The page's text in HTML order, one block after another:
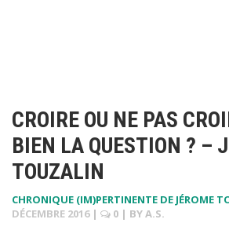
CROIRE OU NE PAS
BIEN LA QUESTION ? –
TOUZALIN
CHRONIQUE (IM)PERTINENTE DE JÉROME
DÉCEMBRE 2016 | 0 | BYA.S.